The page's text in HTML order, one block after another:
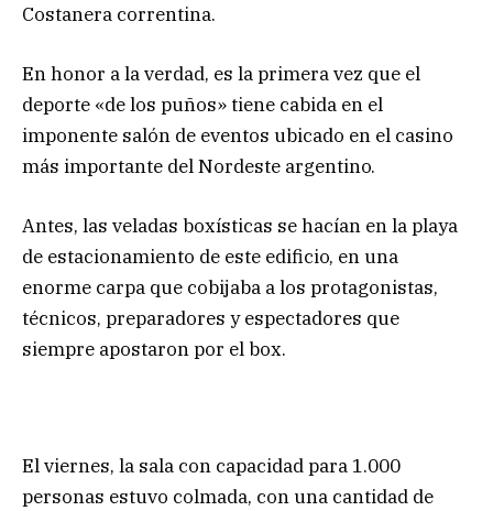
Costanera correntina.
En honor a la verdad, es la primera vez que el
deporte «de los puños» tiene cabida en el
imponente salón de eventos ubicado en el casino
más importante del Nordeste argentino.
Antes, las veladas boxísticas se hacían en la playa
de estacionamiento de este edificio, en una
enorme carpa que cobijaba a los protagonistas,
técnicos, preparadores y espectadores que
siempre apostaron por el box.
El viernes, la sala con capacidad para 1.000
personas estuvo colmada, con una cantidad de